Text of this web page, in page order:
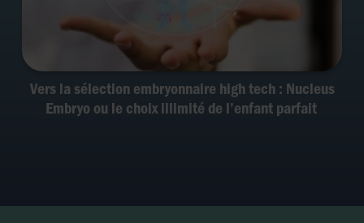
Vers la sélection embryonnaire high tech : Nucleus
Embryo ou le choix illimité de l’enfant parfait